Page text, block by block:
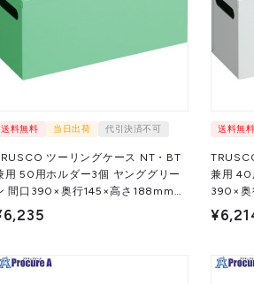
送料無料 当日出荷 代引決済不可
ツーリングケース NT・BT
用 50用ホルダー3個 ヤンググリー
間口390×奥行145×高さ188mm
送料無料
兼用 40
390×奥
4W